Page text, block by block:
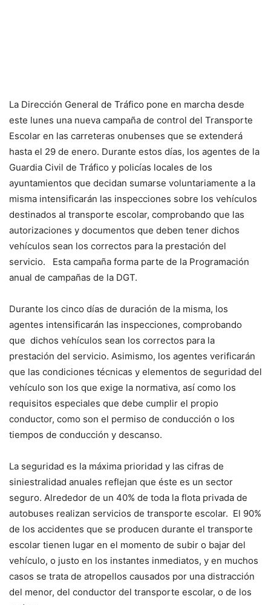
La Dirección General de Tráfico pone en marcha desde
este lunes una nueva campaña de control del Transporte
Escolar en las carreteras onubenses que se extenderá
hasta el 29 de enero. Durante estos días, los agentes de la
Guardia Civil de Tráfico y policías locales de los
ayuntamientos que decidan sumarse voluntariamente a la
misma intensificarán las inspecciones sobre los vehículos
destinados al transporte escolar, comprobando que las
autorizaciones y documentos que deben tener dichos
vehículos sean los correctos para la prestación del
servicio. Esta campaña forma parte de la Programación
anual de campañas de la DGT.
Durante los cinco días de duración de la misma, los
agentes intensificarán las inspecciones, comprobando
que dichos vehículos sean los correctos para la
prestación del servicio. Asimismo, los agentes verificarán
que las condiciones técnicas y elementos de seguridad del
vehículo son los que exige la normativa, así como los
requisitos especiales que debe cumplir el propio
conductor, como son el permiso de conducción o los
tiempos de conducción y descanso.
La seguridad es la máxima prioridad y las cifras de
siniestralidad anuales reflejan que éste es un sector
seguro. Alrededor de un 40% de toda la flota privada de
autobuses realizan servicios de transporte escolar. El 90%
de los accidentes que se producen durante el transporte
escolar tienen lugar en el momento de subir o bajar del
vehículo, o justo en los instantes inmediatos, y en muchos
casos se trata de atropellos causados por una distracción
del menor, del conductor del transporte escolar, o de los